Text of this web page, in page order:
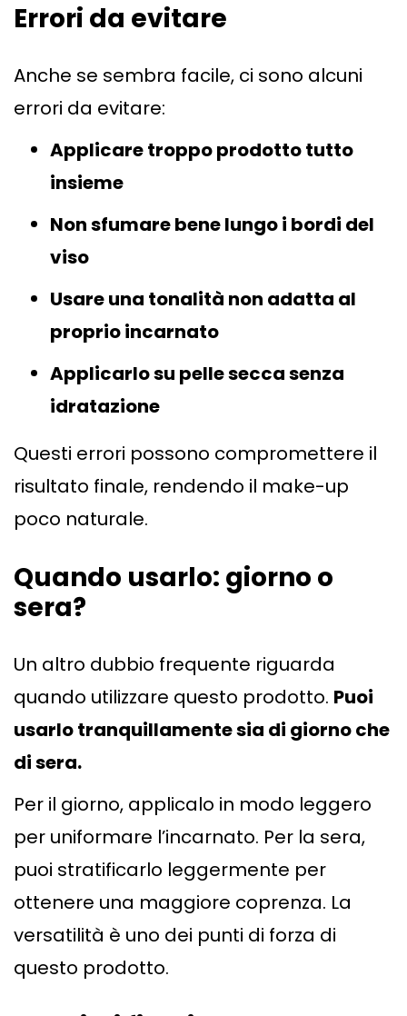
Errori da evitare
Anche se sembra facile, ci sono alcuni
errori da evitare:
Applicare troppo prodotto tutto
insieme
Non sfumare bene lungo i bordi del
viso
Usare una tonalità non adatta al
proprio incarnato
Applicarlo su pelle secca senza
idratazione
Questi errori possono compromettere il
risultato finale, rendendo il make-up
poco naturale.
Quando usarlo: giorno o
sera?
Un altro dubbio frequente riguarda
quando utilizzare questo prodotto. Puoi
usarlo tranquillamente sia di giorno che
di sera.
Per il giorno, applicalo in modo leggero
per uniformare l’incarnato. Per la sera,
puoi stratificarlo leggermente per
ottenere una maggiore coprenza. La
versatilità è uno dei punti di forza di
questo prodotto.